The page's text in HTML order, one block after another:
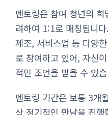
멘토링은 참여 청년의
려하여 1:1로 매칭됩니
제조, 서비스업 등 다양
로 참여하고 있어, 자신
적인 조언을 받을 수 있
멘토링 기간은 보통 3개
상 정기적인 만남을 진